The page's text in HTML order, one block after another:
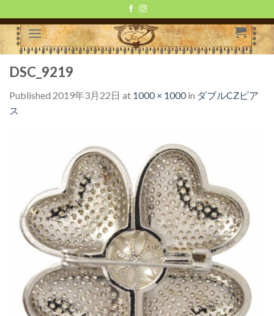
to
content
DSC_9219
Published 2019年3月22日 at 1000 × 1000in ダブルCZピア
ス